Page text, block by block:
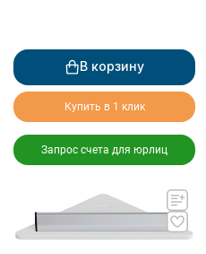
В корзину
Купить в 1 клик
Запрос счета для юрлиц